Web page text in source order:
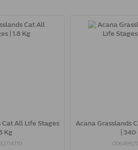
Cat All Life Stages
Kg
Acana Grasslands
|